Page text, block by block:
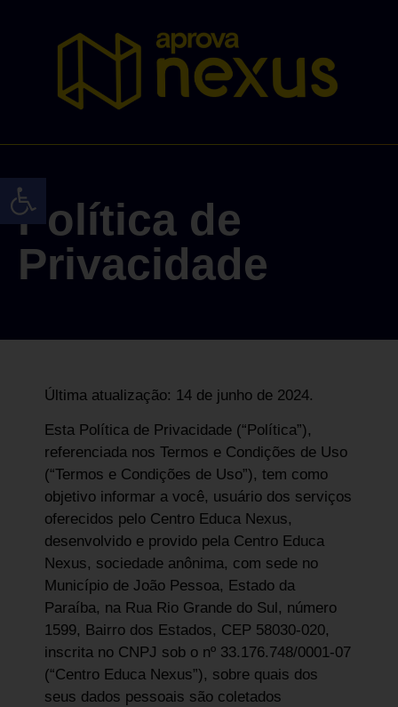
Abrir a barra de ferramentas
Política de
Privacidade
Última atualização: 14 de junho de 2024.
Esta Política de Privacidade (“Política”),
referenciada nos Termos e Condições de Uso
(“Termos e Condições de Uso”), tem como
objetivo informar a você, usuário dos serviços
oferecidos pelo Centro Educa Nexus,
desenvolvido e provido pela Centro Educa
Nexus, sociedade anônima, com sede no
Município de João Pessoa, Estado da
Paraíba, na Rua Rio Grande do Sul, número
1599, Bairro dos Estados, CEP 58030-020,
inscrita no CNPJ sob o nº 33.176.748/0001-07
(“Centro Educa Nexus”), sobre quais dos
seus dados pessoais são coletados